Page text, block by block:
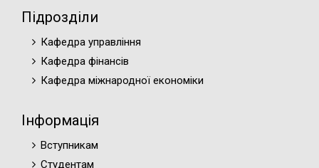
Підрозділи
Кафедра управління
Кафедра фінансів
Кафедра міжнародної економіки
Інформація
Вступникам
Студентам